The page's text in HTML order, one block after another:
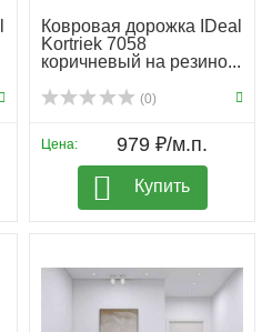
Ковровая дорожка IDeal
Kortriek 7058
коричневый на резино...
(0)
Цена: 979 ₽/м.п.
Купить